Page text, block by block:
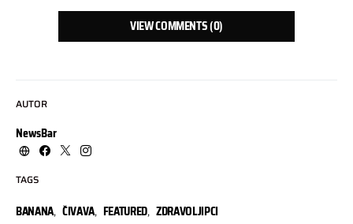
AUTOR
NewsBar
TAGS
BANANA, ČIVAVA, FEATURED, ZDRAVOLJIPCI
VIEW COMMENTS (0)